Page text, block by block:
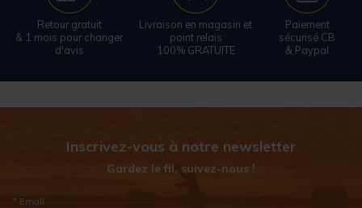
Retour gratuit
& 1 mois pour changer
d'avis
Livraison en magasin et
point relais
100% GRATUITE
Paiement
sécurisé CB
& Paypal
Inscrivez-vous à notre newsletter
Gardez le fil, suivez-nous !
* Email